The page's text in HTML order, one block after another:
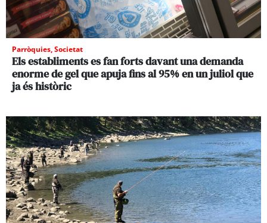
Parròquies,Societat
Els establiments es fan forts davant una demanda
enorme de gel que apuja fins al 95% en un juliol que
ja és històric